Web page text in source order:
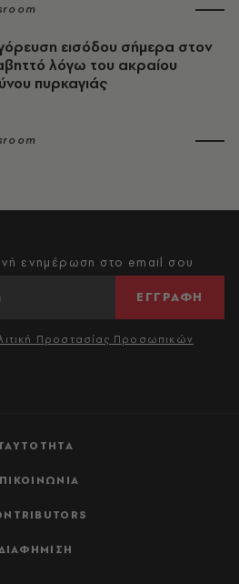
εισόδου σήμερα στον
λόγω του ακραίου
πυρκαγιάς
ενημέρωση στο email σου
ΕΓΓΡΑΦΗ
Προστασίας Προσωπικών